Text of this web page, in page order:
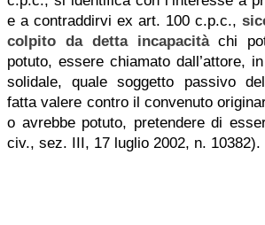
e a contraddirvi ex art. 100 c.p.c.,
colpito da detta incapacitàchi
potuto, essere chiamato dall’attore,
solidale, quale soggetto passivo
fatta valere contro il convenuto
o avrebbe potuto, pretendere di
civ., sez. III, 17 luglio 2002, n. 10382).